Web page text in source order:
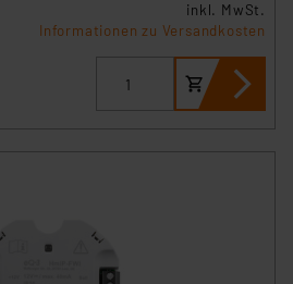
inkl. MwSt.
Informationen zu Versandkosten